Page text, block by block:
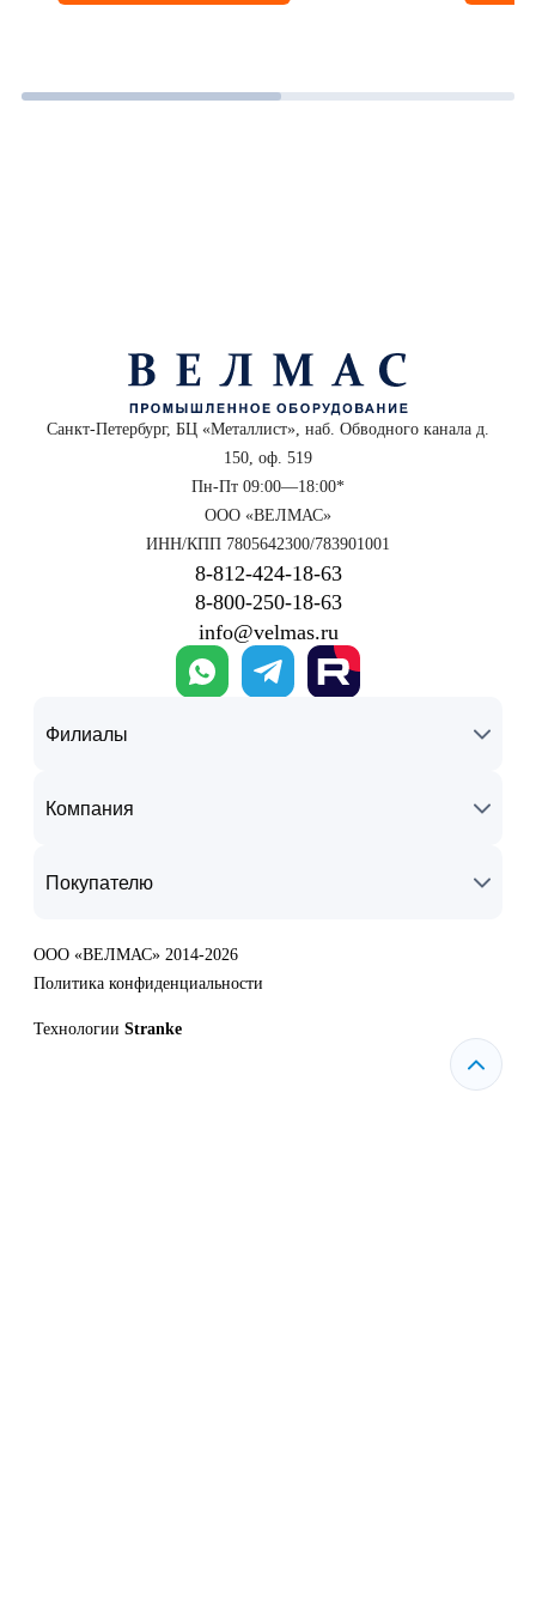
Санкт-Петербург, БЦ «Металлист», наб. Обводного канала д.
150, оф. 519
Пн-Пт 09:00—18:00*
ООО «ВЕЛМАС»
ИНН/КПП 7805642300/783901001
8‑812‑424‑18‑63
8‑800‑250‑18‑63
info@velmas.ru
Филиалы
Компания
Покупателю
ООО «ВЕЛМАС» 2014-2026
Политика конфиденциальности
Технологии Stranke